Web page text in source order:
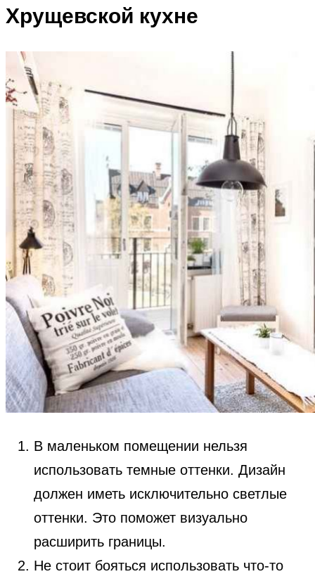
Хрущевской кухне
В маленьком помещении нельзя
использовать темные оттенки. Дизайн
должен иметь исключительно светлые
оттенки. Это поможет визуально
расширить границы.
Не стоит бояться использовать что-то